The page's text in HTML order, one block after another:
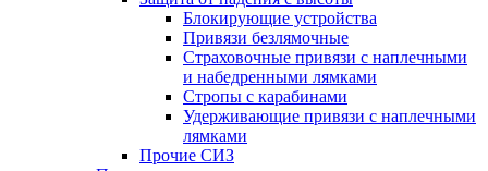
Блокирующие устройства
Привязи безлямочные
Страховочные привязи с наплечными
и набедренными лямками
Стропы с карабинами
Удерживающие привязи с наплечными
лямками
Прочие СИЗ